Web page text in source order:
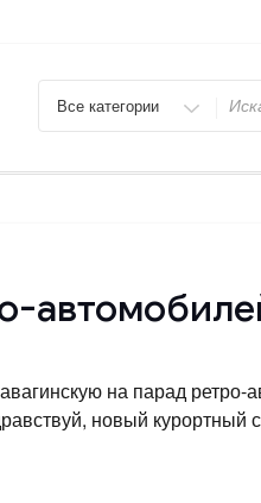
Искать
на парад
новый курортный